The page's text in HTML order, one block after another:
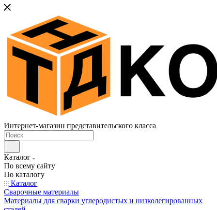
Интернет-магазин представительского класса
Каталог
По всему сайту
По каталогу
Каталог
Сварочные материалы
Материалы для сварки углеродистых и низколегированных